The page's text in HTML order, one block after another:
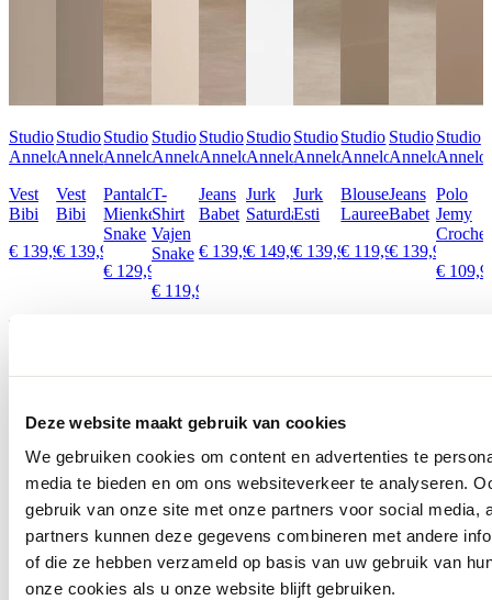
Deze website maakt gebruik van cookies
We gebruiken cookies om content en advertenties te
media te bieden en om ons websiteverkeer te analyseren.
gebruik van onze site met onze partners voor social media,
partners kunnen deze gegevens combineren met andere
of die ze hebben verzameld op basis van uw gebruik van
onze cookies als u onze website blijft gebruiken.
Studio
Anneloes
Vest
Bibi
€ 139,95
Studio
Anneloes
Vest
Bibi
€ 139,95
Studio
Anneloes
Pantalon
Mienke
Snake
€ 129,95
Studio
Anneloes
T-
Shirt
Vajen
Snake
€ 119,95
Studio
Anneloes
Jeans
Babet
€ 139,95
Studio
Anneloes
Jurk
Saturday
€ 149,95
Studio
Anneloes
Jurk
Esti
€ 139,95
Studio
Anneloes
Blouse
Laureen
€ 119,95
Studio
Anneloes
Jeans
Babet
€ 139,95
Studio
Polo
Jemy
Crochet
€